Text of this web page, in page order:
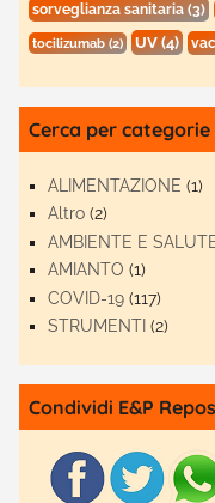
sorveglianza sanitaria(3)
tocilizumab(2) UV(4)
Cerca per categorie
ALIMENTAZIONE (1)
Altro (2)
AMBIENTE E
AMIANTO (1)
COVID-19 (117)
STRUMENTI (2)
Condividi E&P